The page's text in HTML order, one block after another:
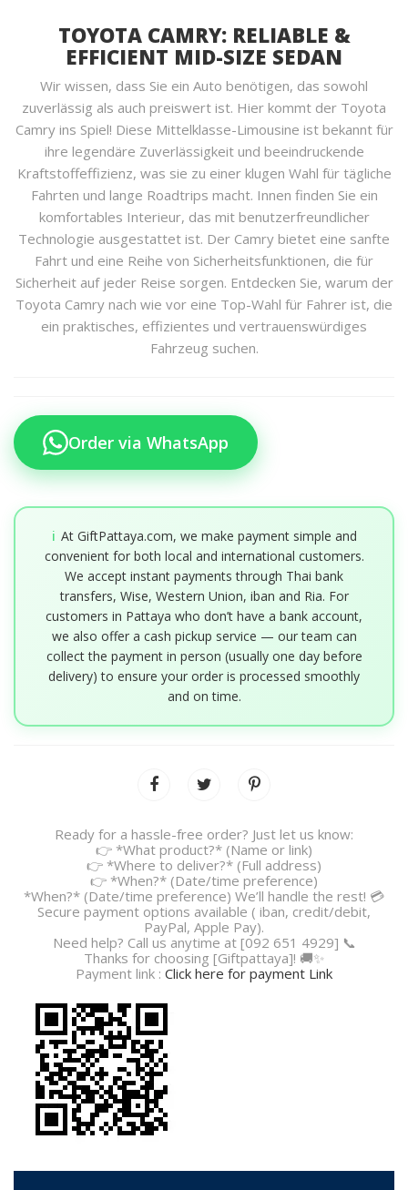
TOYOTA CAMRY: RELIABLE &
EFFICIENT MID-SIZE SEDAN
Wir wissen, dass Sie ein Auto benötigen, das sowohl
zuverlässig als auch preiswert ist. Hier kommt der Toyota
Camry ins Spiel! Diese Mittelklasse-Limousine ist bekannt für
ihre legendäre Zuverlässigkeit und beeindruckende
Kraftstoffeffizienz, was sie zu einer klugen Wahl für tägliche
Fahrten und lange Roadtrips macht. Innen finden Sie ein
komfortables Interieur, das mit benutzerfreundlicher
Technologie ausgestattet ist. Der Camry bietet eine sanfte
Fahrt und eine Reihe von Sicherheitsfunktionen, die für
Sicherheit auf jeder Reise sorgen. Entdecken Sie, warum der
Toyota Camry nach wie vor eine Top-Wahl für Fahrer ist, die
ein praktisches, effizientes und vertrauenswürdiges
Fahrzeug suchen.
Order via WhatsApp
ℹ️ At GiftPattaya.com, we make payment simple and
convenient for both local and international customers.
We accept instant payments through Thai bank
transfers, Wise, Western Union, iban and Ria. For
customers in Pattaya who don’t have a bank account,
we also offer a cash pickup service — our team can
collect the payment in person (usually one day before
delivery) to ensure your order is processed smoothly
and on time.
Ready for a hassle-free order? Just let us know:
👉 *What product?* (Name or link)
👉 *Where to deliver?* (Full address)
👉 *When?* (Date/time preference)
*When?* (Date/time preference) We’ll handle the rest! 💳
Secure payment options available ( iban, credit/debit,
PayPal, Apple Pay).
Need help? Call us anytime at [092 651 4929] 📞
Thanks for choosing [Giftpattaya]! 🚚✨
Payment link : Click here for payment Link